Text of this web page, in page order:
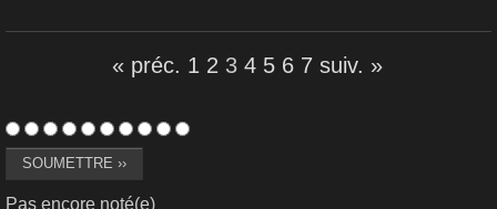
« préc. 1 2 3 4 5 6 7 suiv. »
Pas encore noté(e)